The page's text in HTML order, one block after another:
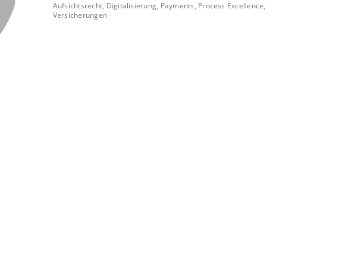
Aufsichtsrecht, Digitalisierung, Payments, Process Excellence,
Versicherungen